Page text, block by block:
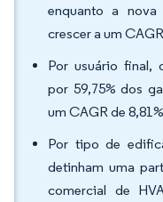
enquanto a nova
crescer a um
Por usuário final,
por 59,75% dos
um CAGR de
Por tipo de
detinham uma
comercial de